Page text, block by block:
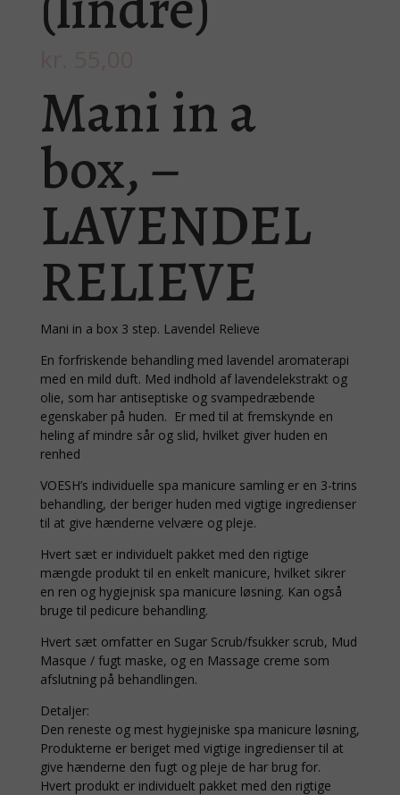
Mani in a
box, –
LAVENDEL
RELIEVE
Mani in a box 3 step. Lavendel Relieve
En forfriskende behandling med lavendel aromaterapi
med en mild duft. Med indhold af lavendelekstrakt og
olie, som har antiseptiske og svampedræbende
egenskaber på huden. Er med til at fremskynde en
heling af mindre sår og slid, hvilket giver huden en
renhed
VOESH’s individuelle spa manicure samling er en 3-trins
behandling, der beriger huden med vigtige ingredienser
til at give hænderne velvære og pleje.
Hvert sæt er individuelt pakket med den rigtige
mængde produkt til en enkelt manicure, hvilket sikrer
en ren og hygiejnisk spa manicure løsning. Kan også
bruge til pedicure behandling.
Hvert sæt omfatter en Sugar Scrub/fsukker scrub, Mud
Masque / fugt maske, og en Massage creme som
afslutning på behandlingen.
Detaljer:
Den reneste og mest hygiejniske spa manicure løsning,
Produkterne er beriget med vigtige ingredienser til at
give hænderne den fugt og pleje de har brug for.
Hvert produkt er individuelt pakket med den rigtige